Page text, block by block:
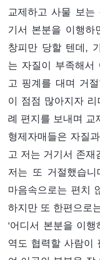
교제하고 사물 보는
기서 본분을 이행하
창피만 당할 텐데,
는 자질이 부족해서
고 핑계를 대며 거
이 점점 많아지자
례 편지를 보내며 교
형제자매들은 자질
고 저는 거기서 존재
저는 또 거절했습
마음속으로는 편치
하지만 또 한편으로
‘어디서 본분을 이
역도 협력할 사람이